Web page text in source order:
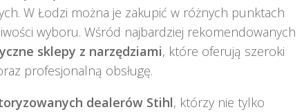
W Łodzi można je zakupić w różnych punktach
wyboru. Wśród najbardziej rekomendowanych
sklepy z narzędziami, które oferują szeroki
profesjonalną obsługę.
dealerów Stihl, którzy nie tylko